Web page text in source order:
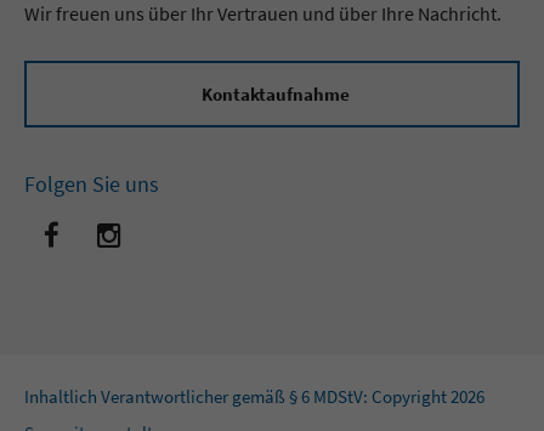
Wir freuen uns über Ihr Vertrauen und über Ihre Nachricht.
Kontaktaufnahme
Folgen Sie uns
Inhaltlich Verantwortlicher gemäß § 6 MDStV: Copyright 2026